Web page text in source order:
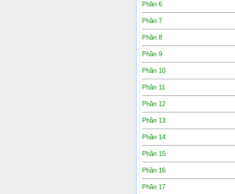
Phần 6
Phần 7
Phần 8
Phần 9
Phần 10
Phần 11
Phần 12
Phần 13
Phần 14
Phần 15
Phần 16
Phần 17